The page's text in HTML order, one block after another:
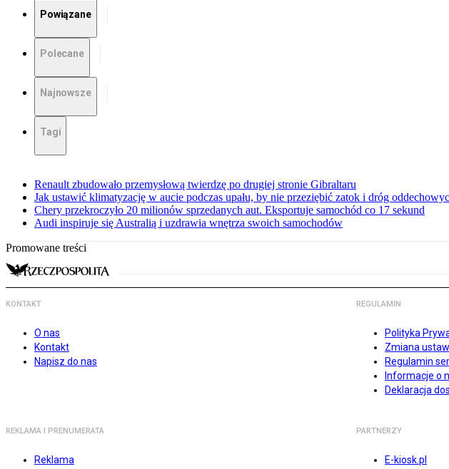
Powiązane
Polecane
Najnowsze
Tagi
Renault zbudowało przemysłową twierdzę po drugiej stronie Gibraltaru
Jak ustawić klimatyzację w aucie podczas upału, by nie przeziębić zatok i dróg
Chery przekroczyło 20 milionów sprzedanych aut. Eksportuje samochód co 17 sekund
Audi inspiruje się Australią i uzdrawia wnętrza swoich samochodów
Promowane treści
KONTAKT
O nas
Kontakt
Napisz do nas
REGULAMIN
Polityka
Zmiana
Regulamin
Informacje o
Deklaracja
REKLAMA I PRENUMERATA
Reklama
PARTNERZY
E-kiosk.pl